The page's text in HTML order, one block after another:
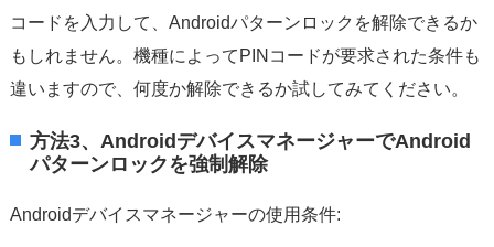
コードを入力して、Androidパターンロックを解除できるか
もしれません。機種によってPINコードが要求された条件も
違いますので、何度か解除できるか試してみてください。
方法3、AndroidデバイスマネージャーでAndroid
パターンロックを強制解除
Androidデバイスマネージャーの使用条件: